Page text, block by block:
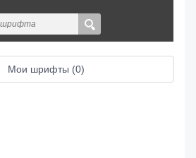
Мои шрифты (0)